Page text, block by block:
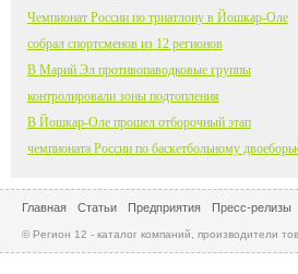
Чемпионат России по триатлону в Йошкар-Оле
собрал спортсменов из 12 регионов
В Марий Эл противопаводковые группы
контролировали зоны подтопления
В Йошкар-Оле прошел отборочный этап
чемпионата России по баскетбольному
Главная Статьи Предприятия Пресс-релизы
© Регион 12 - каталог компаний, производители